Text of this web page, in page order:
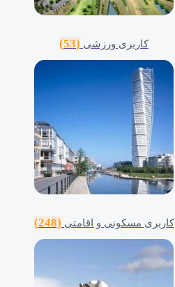
کاربری ورزشی (53)
کاربری مسکونی و اقامتی (248)